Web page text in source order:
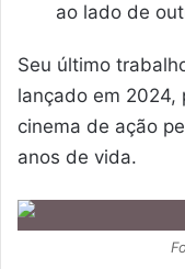
ao lado de
Seu último
lançado em 2024,
cinema de ação
anos de vida.